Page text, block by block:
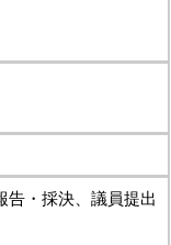
告・採決、議員提出